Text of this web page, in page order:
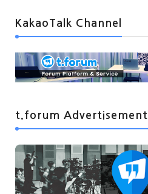
KakaoTalk Channel
t.forum Advertisement